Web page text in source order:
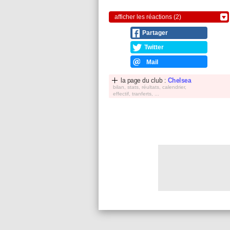
afficher les réactions (2)
Partager
Twitter
Mail
la page du club : Chelsea
bilan, stats, réultats, calendrier,
effectif, tranferts, ...